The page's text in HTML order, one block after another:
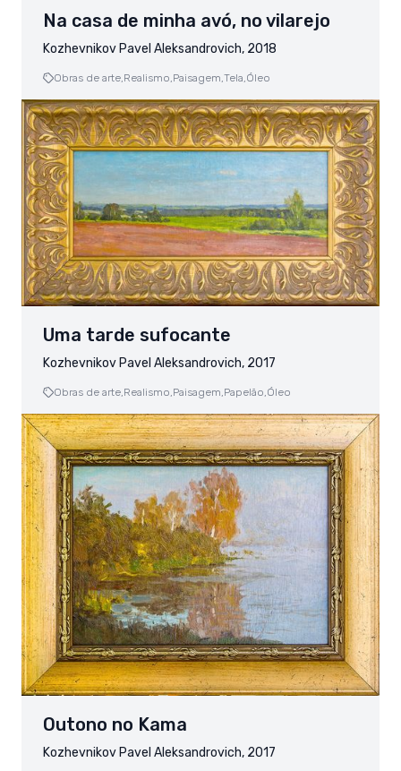
Na casa de minha avó, no vilarejo
Kozhevnikov Pavel Aleksandrovich, 2018
Obras de arte,Realismo,Paisagem,Tela,Óleo
Uma tarde sufocante
Kozhevnikov Pavel Aleksandrovich, 2017
Obras de arte,Realismo,Paisagem,Papelão,Óleo
Outono no Kama
Kozhevnikov Pavel Aleksandrovich, 2017